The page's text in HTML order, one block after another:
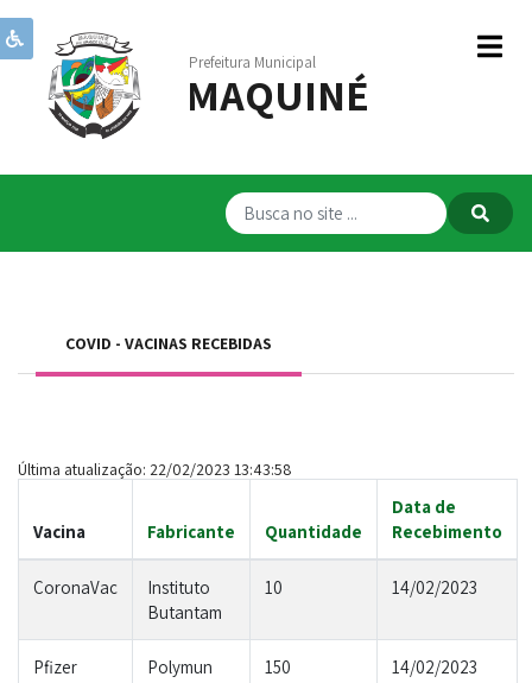
Prefeitura Municipal
MAQUINÉ
Institucional
Governo
ServiçosCOVID - VACINAS RECEBIDAS
Última atualização: 22/02/2023 13:43:58
Vacina Fabricante Quantidade
Data de
Recebimento
CoronaVac
Instituto
Butantam
10 14/02/2023
Pfizer Polymun 150 14/02/2023